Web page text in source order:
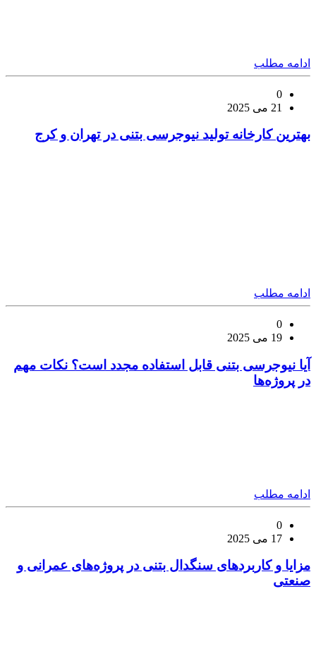
ادامه مطلب
0
21 می 2025
بهترین کارخانه تولید نیوجرسی بتنی در تهران و کرج
ادامه مطلب
0
19 می 2025
آیا نیوجرسی بتنی قابل استفاده مجدد است؟ نکات مهم
در پروژه‌ها
ادامه مطلب
0
17 می 2025
مزایا و کاربردهای سنگدال بتنی در پروژه‌های عمرانی و
صنعتی